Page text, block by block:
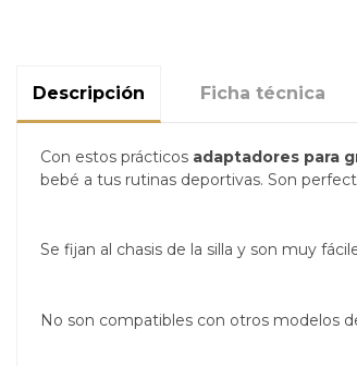
Descripción Ficha técnica
Con estos prácticos adaptadores para
bebé a tus rutinas deportivas. Son
Se fijan al chasis de la silla y son muy
No son compatibles con otros modelos